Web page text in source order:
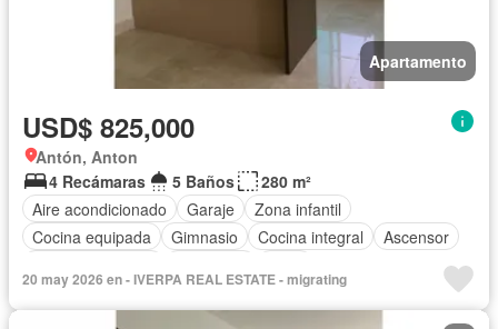
Apartamento
USD$ 825,000
Antón, Anton
4 Recámaras
5 Baños
280 m²
Aire acondicionado
Garaje
Zona infantil
Cocina equipada
Gimnasio Cocina integral
Ascensor
20 may 2026 en - IVERPA REAL ESTATE - migrating